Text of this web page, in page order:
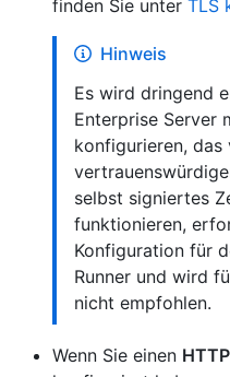
finden Sie unter TLS
Hinweis
Es wird dringend
Enterprise Server
konfigurieren, das
selbst signiertes
funktionieren,
Konfiguration für
Runner und wird
nicht empfohlen.
Wenn Sie einen